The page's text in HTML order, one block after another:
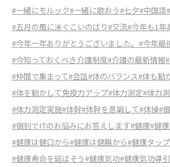
#一緒にモルック#一緒に歌おう#七夕#中国語
#五月の風に泳ぐこいのばり#交流#今年も1年
#今年一年ありがとうございました。 #今年最
#今知っておくべき介護制度#介護の最新情報
#仲間で集まって#会話#体のバランス#体も動
#体を動かして免疫力アップ#体力測定#体力
#体力測定実施#体幹#体幹を意識して#体操#
#個別でITのお悩みにお答えします#健康#健
#健康は健口から#健康は健腸から#健康タッ
#健康寿命を延ばそう#健康気功#健康気功導